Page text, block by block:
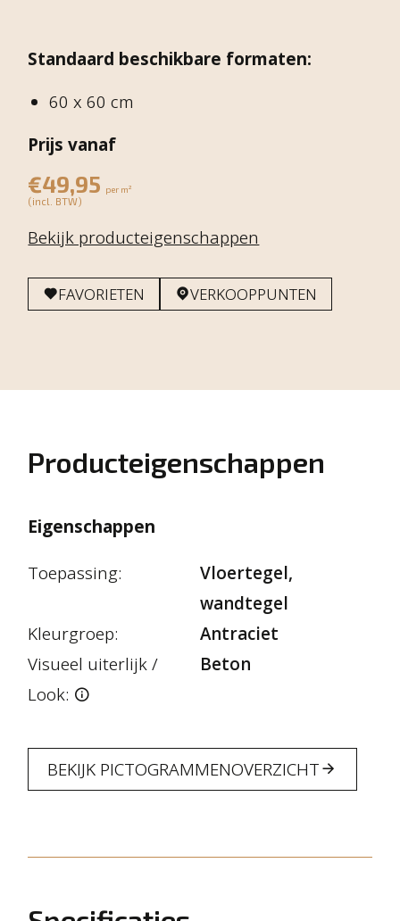
Standaard beschikbare formaten:
60 x 60 cm
Prijs vanaf
€49,95 per m²
(incl. BTW)
Bekijk producteigenschappen
FAVORIETEN VERKOOPPUNTEN
Producteigenschappen
Eigenschappen
Toepassing:
Vloertegel,
wandtegel
Kleurgroep:
Antraciet
Visueel uiterlijk /
Look:
Beton
BEKIJK PICTOGRAMMENOVERZICHT